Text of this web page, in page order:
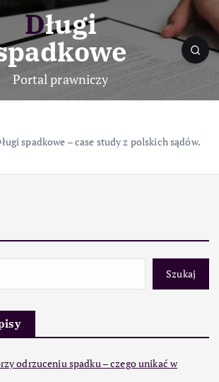
Długi
Portal prawniczy
spadkowe – case study z polskich sądów.
Szukaj
odrzuceniu spadku – czego unikać w